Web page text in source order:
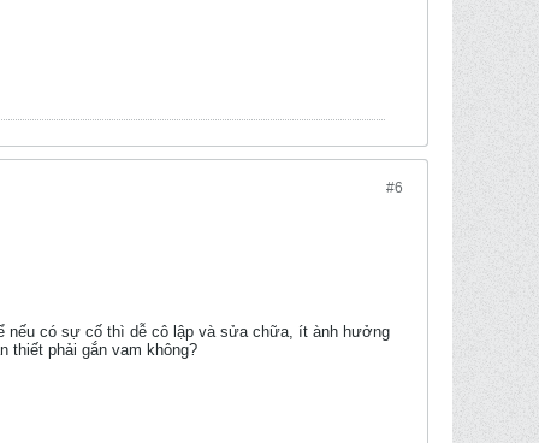
#6
nếu có sự cố thì dễ cô lập và sửa chữa, ít ành hưởng
thiết phải gắn vam không?